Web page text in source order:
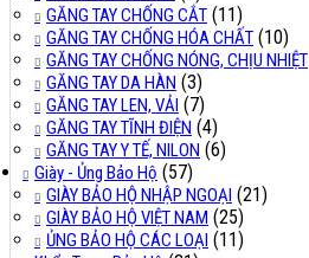
GĂNG TAY CHỐNG CẮT (11)
GĂNG TAY CHỐNG HÓA CHẤT (10)
GĂNG TAY CHỐNG NÓNG, CHỊU NHIỆT
GĂNG TAY DA HÀN (3)
GĂNG TAY LEN, VẢI (7)
GĂNG TAY TĨNH ĐIỆN (4)
GĂNG TAY Y TẾ, NILON (6)
Giày - Ủng Bảo Hộ (57)
GIÀY BẢO HỘ NHẬP NGOẠI (21)
GIÀY BẢO HỘ VIỆT NAM (25)
ỦNG BẢO HỘ CÁC LOẠI (11)